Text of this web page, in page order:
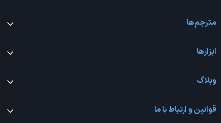
مترجم‌ها
ابزارها
وبلاگ
قوانین و ارتباط با ما